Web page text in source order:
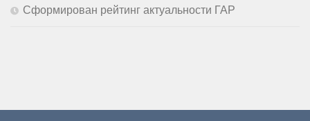
Сформирован рейтинг актуальности ГАР